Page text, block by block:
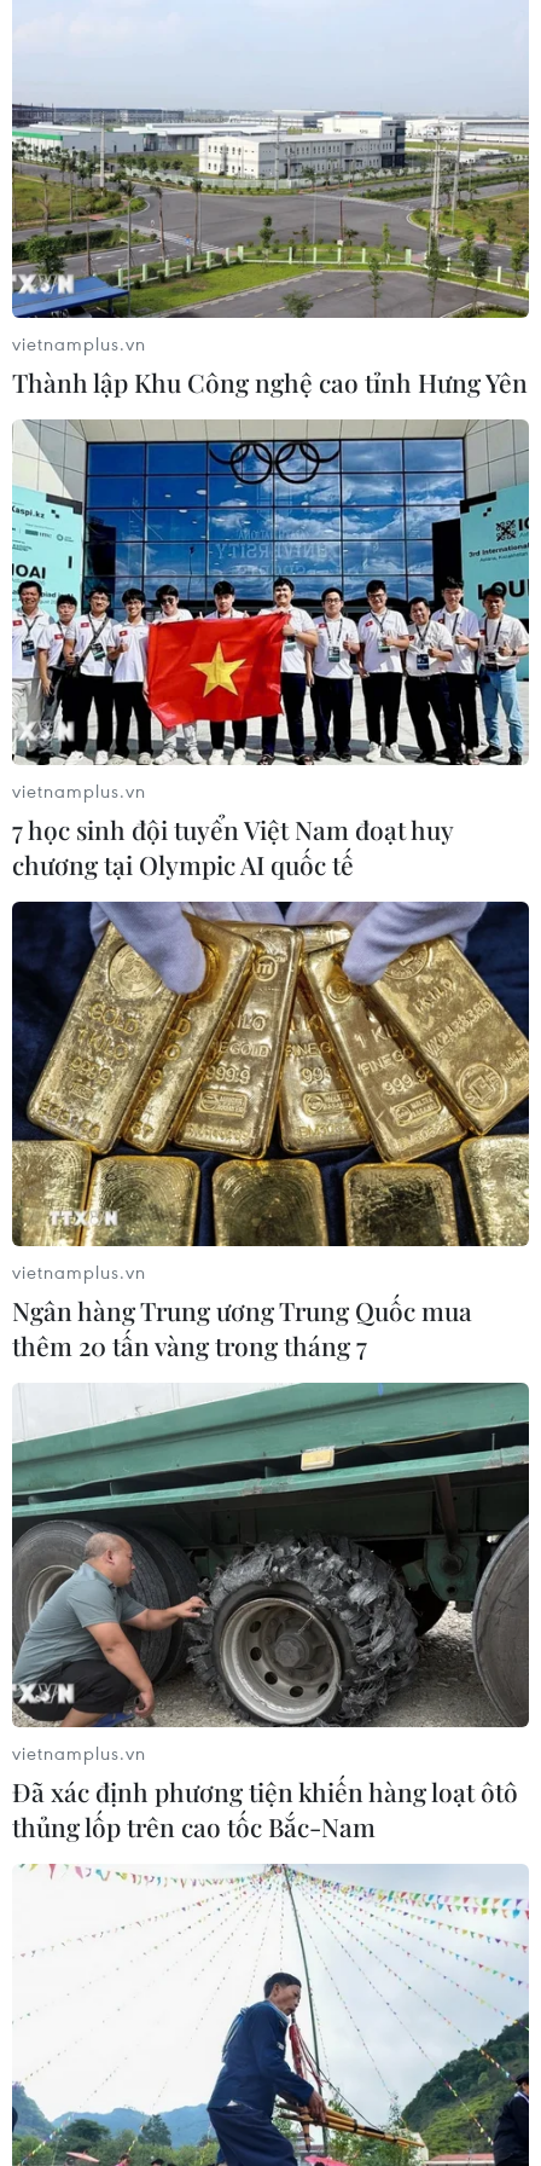
vietnamplus.vn
Thành lập Khu Công nghệ cao tỉnh Hưng Yên
vietnamplus.vn
7 học sinh đội tuyển Việt Nam đoạt huy
chương tại Olympic AI quốc tế
vietnamplus.vn
Ngân hàng Trung ương Trung Quốc mua
thêm 20 tấn vàng trong tháng 7
vietnamplus.vn
Đã xác định phương tiện khiến hàng loạt ôtô
thủng lốp trên cao tốc Bắc-Nam